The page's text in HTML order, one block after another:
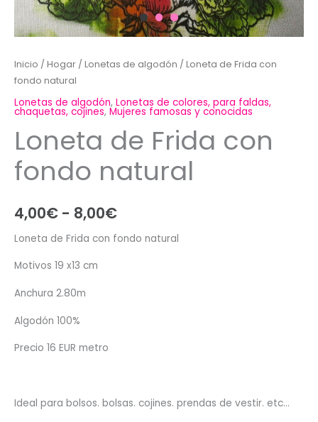
Inicio / Hogar / Lonetas de algodón / Loneta de Frida con
fondo natural
Lonetas de algodón, Lonetas de colores, para faldas,
chaquetas, cojines, Mujeres famosas y conocidas
Loneta de Frida con
fondo natural
4,00€ - 8,00€Rango
de
Loneta de Frida con fondo natural
Motivos 19 x13 cm
Anchura 2.80m
Algodón 100%
Precio 16 EUR metro
Ideal para bolsos. bolsas. cojines. prendas de vestir. etc…